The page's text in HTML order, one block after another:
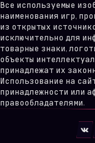
Все используемые
наименования игр,
из открытых
исключительно для
товарные знаки,
объекты
принадлежат их
Использование на
принадлежности или
правообладателями.